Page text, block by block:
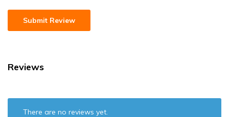
Reviews
There are no reviews yet.